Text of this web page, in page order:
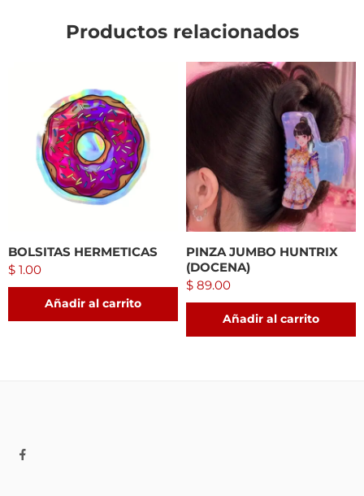
Productos relacionados
BOLSITAS HERMETICAS
$ 1.00
Añadir al carrito
PINZA JUMBO HUNTRIX
(DOCENA)
$ 89.00
Añadir al carrito